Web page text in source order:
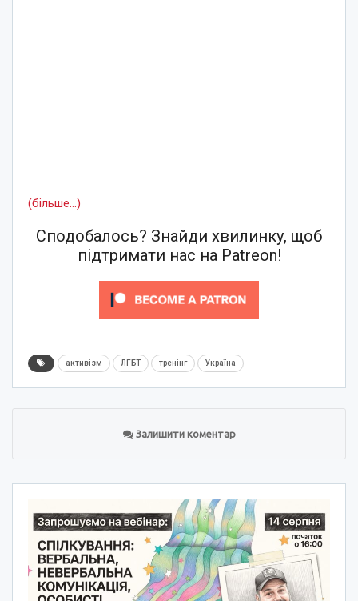
(більше…)
Сподобалось? Знайди хвилинку, щоб
підтримати нас на Patreon!
активізм ЛГБТ тренінг Україна
Залишити коментар